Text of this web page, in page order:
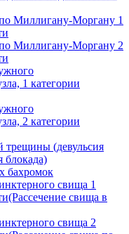
Миллигану-Моргану 1
Миллигану-Моргану 2
1 категории
2 категории
трещины (девульсия
блокада)
бахромок
свища 1
свища в
свища 2